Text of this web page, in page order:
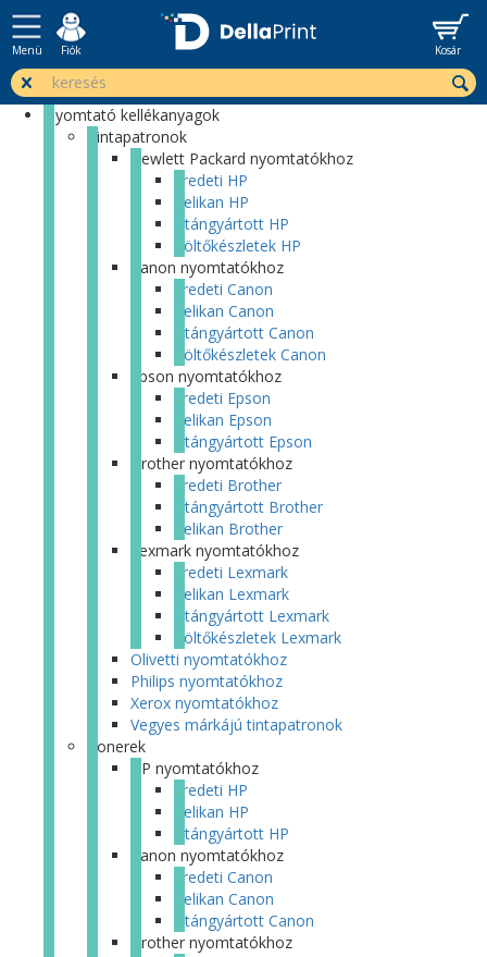
Menü Fiók Kosár
Nyomtató kellékanyagok
Tintapatronok
Hewlett Packard nyomtatókhoz
Eredeti HP
Pelikan HP
Utángyártott HP
Töltőkészletek HP
Canon nyomtatókhoz
Eredeti Canon
Pelikan Canon
Utángyártott Canon
Töltőkészletek Canon
Epson nyomtatókhoz
Eredeti Epson
Pelikan Epson
Utángyártott Epson
Brother nyomtatókhoz
Eredeti Brother
Utángyártott Brother
Pelikan Brother
Lexmark nyomtatókhoz
Eredeti Lexmark
Pelikan Lexmark
Utángyártott Lexmark
Töltőkészletek Lexmark
Olivetti nyomtatókhoz
Philips nyomtatókhoz
Xerox nyomtatókhoz
Vegyes márkájú tintapatronok
Tonerek
HP nyomtatókhoz
Eredeti HP
Pelikan HP
Utángyártott HP
Canon nyomtatókhoz
Eredeti Canon
Pelikan Canon
Utángyártott Canon
Brother nyomtatókhoz